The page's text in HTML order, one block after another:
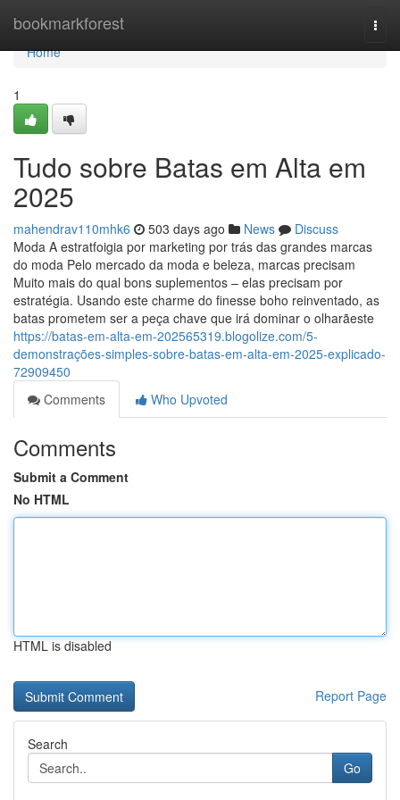
bookmarkforest
Home
Home
1
Tudo sobre Batas em Alta em
2025
mahendrav110mhk6 503 days ago News
Discuss
Moda A estratfoigia por marketing por trás das grandes marcas
do moda Pelo mercado da moda e beleza, marcas precisam
Muito mais do qual bons suplementos – elas precisam por
estratégia. Usando este charme do finesse boho reinventado, as
batas prometem ser a peça chave que irá dominar o olharãeste
https://batas-em-alta-em-202565319.blogolize.com/5-
demonstrações-simples-sobre-batas-em-alta-em-2025-explicado-
72909450
Comments
Who Upvoted
Comments
Submit a Comment
No HTML
HTML is disabled
Report Page
Search
Go